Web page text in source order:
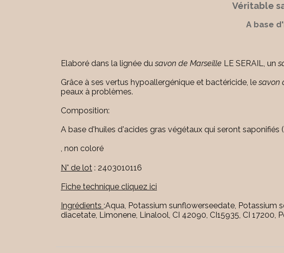
Véritable
A base
Elaboré dans la lignée du savon de Marseille LE SERAIL, un
Grâce à ses vertus hypoallergénique et bactéricide, le savon
peaux à problèmes.
Composition:
A base d'huiles d'acides gras végétaux qui seront
, non coloré
N° de lot : 2403010116
Fiche technique cliquez ici
Ingrédients :Aqua, Potassium sunflowerseedate, Potassium
diacetate, Limonene, Linalool, CI 42090, CI15935, CI 17200,